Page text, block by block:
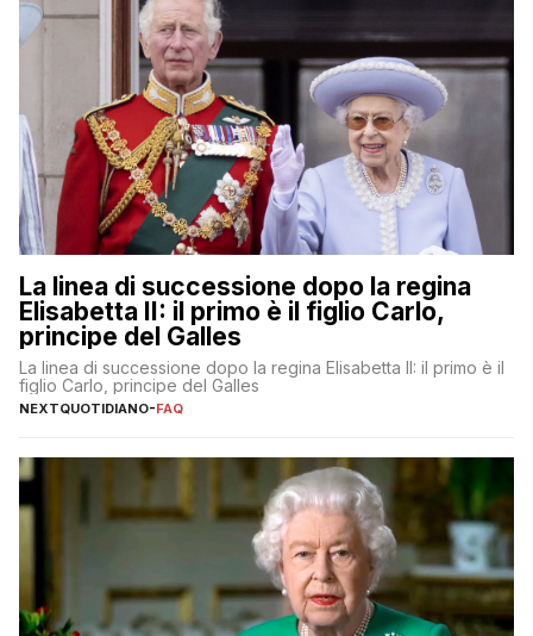
La linea di successione dopo la regina
Elisabetta II: il primo è il figlio Carlo,
principe del Galles
La linea di successione dopo la regina Elisabetta II: il primo è il
figlio Carlo, principe del Galles
NEXTQUOTIDIANO-FAQ